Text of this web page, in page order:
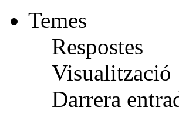
Temes
Respostes
Visualització
Darrera